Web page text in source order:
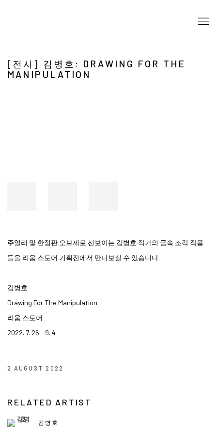
[전시] 김병호: DRAWING FOR THE
MANIPULATION
주얼리 및 한정판 오브제로 선보이는 김병호 작가의 금속 조각 작품
들을 리움 스토어 기획전에서 만나보실 수 있습니다.
김병호
Drawing For The Manipulation
리움 스토어
2022. 7. 26 - 9. 4
2 AUGUST 2022
RELATED ARTIST
김병호